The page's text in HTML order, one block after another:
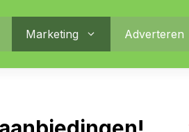
Marketing Adverteren